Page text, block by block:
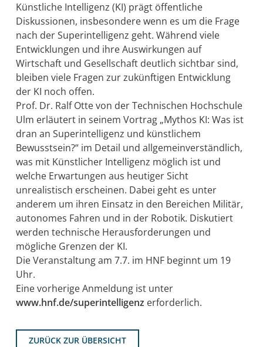
Künstliche Intelligenz (KI) prägt öffentliche
Diskussionen, insbesondere wenn es um die Frage
nach der Superintelligenz geht. Während viele
Entwicklungen und ihre Auswirkungen auf
Wirtschaft und Gesellschaft deutlich sichtbar sind,
bleiben viele Fragen zur zukünftigen Entwicklung
der KI noch offen.
Prof. Dr. Ralf Otte von der Technischen Hochschule
Ulm erläutert in seinem Vortrag „Mythos KI: Was ist
dran an Superintelligenz und künstlichem
Bewusstsein?“ im Detail und allgemeinverständlich,
was mit Künstlicher Intelligenz möglich ist und
welche Erwartungen aus heutiger Sicht
unrealistisch erscheinen. Dabei geht es unter
anderem um ihren Einsatz in den Bereichen Militär,
autonomes Fahren und in der Robotik. Diskutiert
werden technische Herausforderungen und
mögliche Grenzen der KI.
Die Veranstaltung am 7.7. im HNF beginnt um 19
Uhr.
Eine vorherige Anmeldung ist unter
www.hnf.de/superintelligenz erforderlich.
ZURÜCK ZUR ÜBERSICHT